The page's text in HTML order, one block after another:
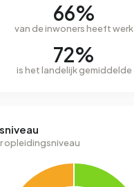
66%
van de inwoners heeft werk
72%
is het landelijk gemiddelde
opleidingsniveau